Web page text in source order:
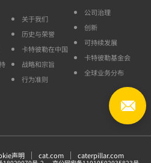
关于我们
历史与荣誉
卡特彼勒在中国
战略和宗旨
行为准则
公司治理
创新
可持续发展
卡特彼勒基金会
全球业务分布
声明 cat.com caterpillar.com